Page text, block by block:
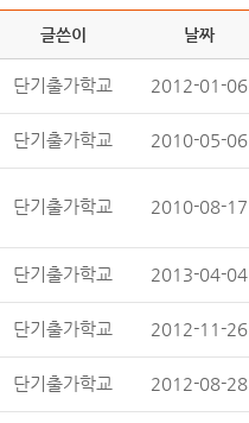
글쓴이 날짜
단기출가학교 2012-01-06
단기출가학교 2010-05-06
단기출가학교 2010-08-17
단기출가학교 2013-04-04
단기출가학교 2012-11-26
단기출가학교 2012-08-28